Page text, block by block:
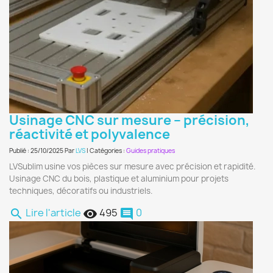
Usinage CNC sur mesure – précision,
réactivité et polyvalence
Publié : 25/10/2025 ParLVS | Catégories : Guides pratiques
LVSublim usine vos pièces sur mesure avec précision et rapidité.
Usinage CNC du bois, plastique et aluminium pour projets
techniques, décoratifs ou industriels.
search Lire l'article remove_red_eye495 comment 0